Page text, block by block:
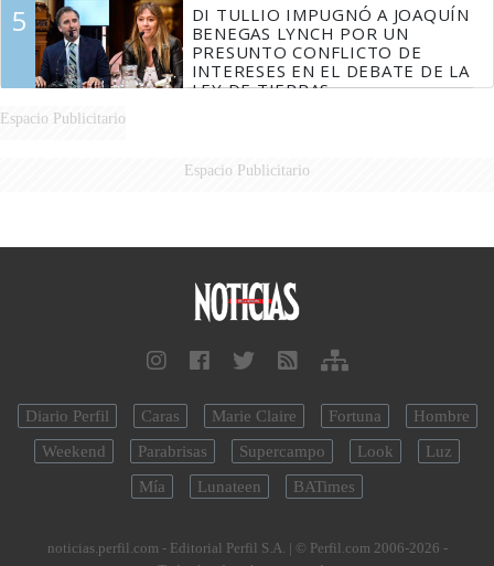
5
DI TULLIO IMPUGNÓ A JOAQUÍN
BENEGAS LYNCH POR UN
PRESUNTO CONFLICTO DE
INTERESES EN EL DEBATE DE LA
LEY DE TIERRAS
Espacio Publicitario
Espacio Publicitario
Diario Perfil Caras Marie Claire Fortuna
Hombre
Weekend
Parabrisas Supercampo Look
Luz
Mía
Lunateen BATimes
noticias.perfil.com - Editorial Perfil S.A. | © Perfil.com 2006-2026 -